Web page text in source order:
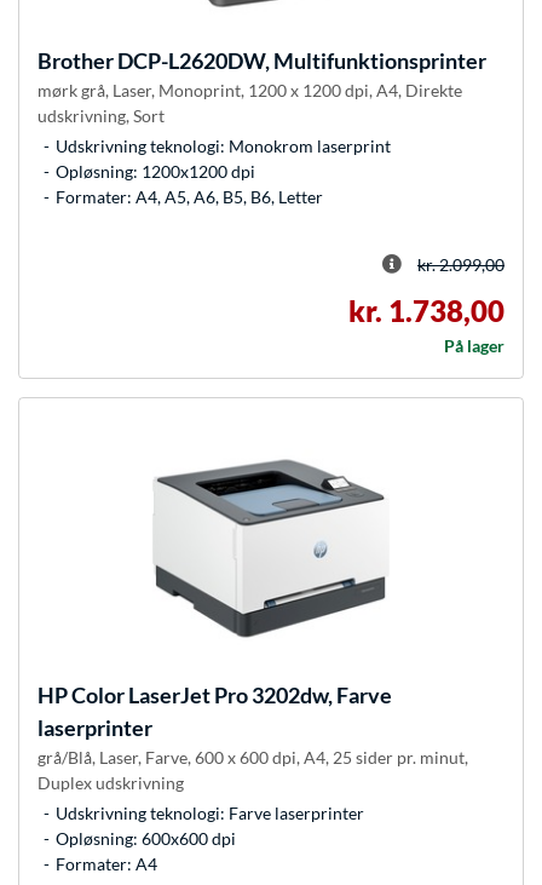
BrotherDCP-L2620DW, Multifunktionsprinter
mørk grå, Laser, Monoprint, 1200 x 1200 dpi, A4, Direkte
udskrivning, Sort
Udskrivning teknologi: Monokrom laserprint
Opløsning: 1200x1200 dpi
Formater: A4, A5, A6, B5, B6, Letter
kr. 2.099,00
kr. 1.738,00
På lager
HPColor LaserJet Pro 3202dw, Farve
laserprinter
grå/Blå, Laser, Farve, 600 x 600 dpi, A4, 25 sider pr. minut,
Duplex udskrivning
Udskrivning teknologi: Farve laserprinter
Opløsning: 600x600 dpi
Formater: A4